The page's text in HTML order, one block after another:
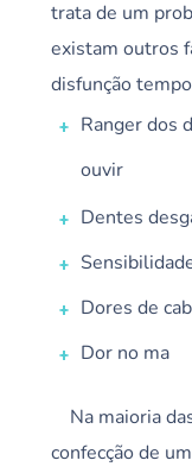
trata de um
existam outros
disfunção
Ranger dos
ouvir
Dentes
Dores de
Dor no ma
Na maioria
confecção de